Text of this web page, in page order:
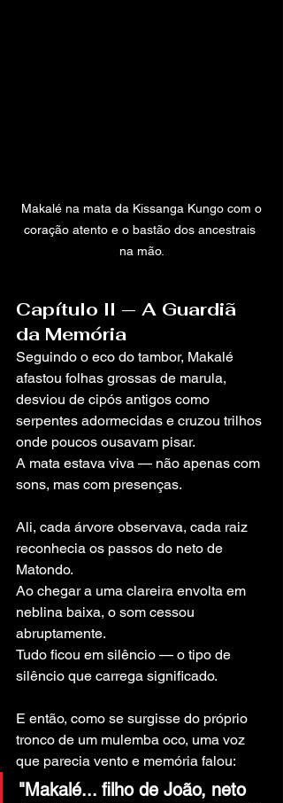
Makalé na mata da Kissanga Kungo com o
coração atento e o bastão dos ancestrais
na mão.
Capítulo II — A Guardiã
da Memória
Seguindo o eco do tambor, Makalé
afastou folhas grossas de marula,
desviou de cipós antigos como
serpentes adormecidas e cruzou trilhos
onde poucos ousavam pisar.
A mata estava viva — não apenas com
sons, mas com presenças.
Ali, cada árvore observava, cada raiz
reconhecia os passos do neto de
Matondo.
Ao chegar a uma clareira envolta em
neblina baixa, o som cessou
abruptamente.
Tudo ficou em silêncio — o tipo de
silêncio que carrega significado.
E então, como se surgisse do próprio
tronco de um mulemba oco, uma voz
que parecia vento e memória falou:
"Makalé... filho de João, neto